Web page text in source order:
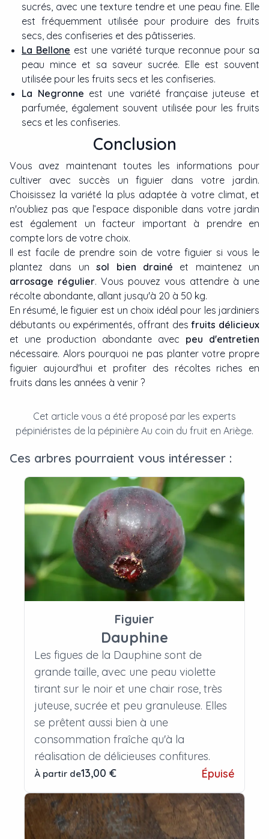
sucrés, avec une texture tendre et une peau fine. Elle
est fréquemment utilisée pour produire des fruits
secs, des confiseries et des pâtisseries.
La Bellone est une variété turque reconnue pour sa
peau mince et sa saveur sucrée. Elle est souvent
utilisée pour les fruits secs et les confiseries.
La Negronne est une variété française juteuse et
parfumée, également souvent utilisée pour les fruits
secs et les confiseries.
Conclusion
Vous avez maintenant toutes les informations pour
cultiver avec succès un figuier dans votre jardin.
Choisissez la variété la plus adaptée à votre climat, et
n'oubliez pas que l’espace disponible dans votre jardin
est également un facteur important à prendre en
compte lors de votre choix.
Il est facile de prendre soin de votre figuier si vous le
plantez dans un
sol bien drainé et maintenez un
arrosage régulier. Vous pouvez vous attendre à une
récolte abondante, allant jusqu'à 20 à 50 kg.
En résumé, le figuier est un choix idéal pour les jardiniers
débutants ou expérimentés, offrant desfruits délicieux
et une production abondante avec peu d'entretien
nécessaire. Alors pourquoi ne pas planter votre propre
figuier aujourd'hui et profiter des récoltes riches en
fruits dans les années à venir ?
Cet article vous a été proposé par les experts
pépiniéristes de la pépinière Au coin du fruit en Ariège.
Ces arbres pourraient vous intéresser :
Figuier
Dauphine
Les figues de la Dauphine sont de
grande taille, avec une peau violette
tirant sur le noir et une chair rose, très
juteuse, sucrée et peu granuleuse. Elles
se prêtent aussi bien à une
consommation fraîche qu'à la
réalisation de délicieuses confitures.
À partir de13,00 € Épuisé